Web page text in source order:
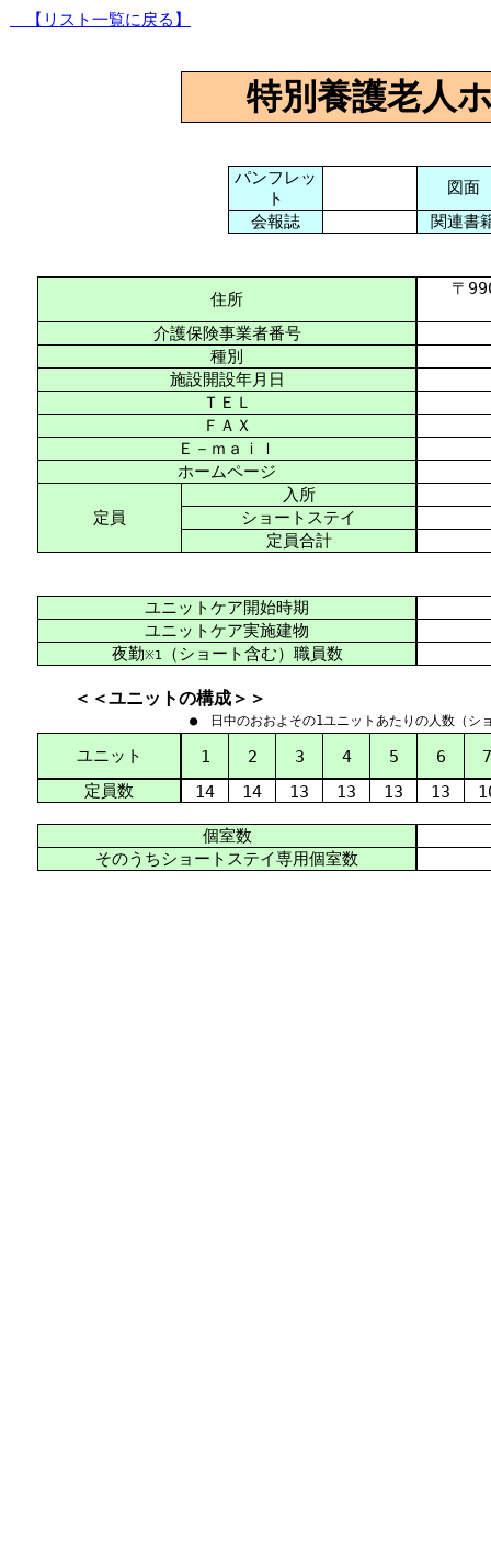
【リスト一覧に戻る】
特別養護老人
パンフレッ
ト
図面
会報誌
関連書
住所
〒
介護保険事業者番号
種別
施設開設年月日
ＴＥＬ
ＦＡＸ
Ｅ－ｍａｉｌ
ホームページ
定員
入所
ショートステイ
定員合計
ユニットケア開始時期
ユニットケア実施建物
夜勤※1 （ショート含む）職員数
＜＜ユニットの構成＞＞
● 日中のおおよその1ユニットあたりの人数（シ
ユニット 1 2 3 4 5 6
7
定員数
14 14 13 13 13 13
個室数
そのうちショートステイ専用個室数